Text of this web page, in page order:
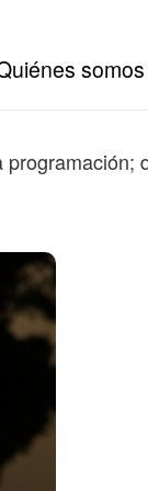
somos